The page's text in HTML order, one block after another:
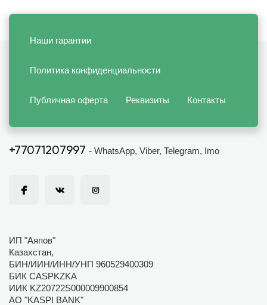
Наши гарантии
Политика конфиденциальности
Публичная оферта Реквизиты Контакты
+77071207997 - WhatsApp, Viber, Telegram, Imo
ИП "Аяпов"
Казахстан,
БИН/ИИН/ИНН/УНП 960529400309
БИК CASPKZKA
ИИК KZ20722S000009900854
АО "KASPI BANK"